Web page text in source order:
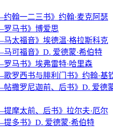
翰一二三书》约翰·麦克阿瑟
马书》博爱思
太福音》埃德温·格拉斯科克
可福音》D. 爱德蒙·希伯特
马书》埃弗雷特·哈里森
罗西书与腓利门书》约翰·基
撒罗尼迦前、后书》D. 爱德
摩太前、后书》拉尔夫·厄尔
多书》D. 爱德蒙·希伯特